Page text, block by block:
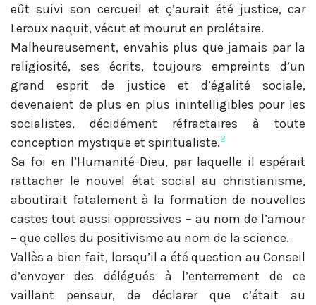
eût suivi son cercueil et ç’aurait été justice, car
Leroux naquit, vécut et mourut en prolétaire.
Malheureusement, envahis plus que jamais par la
religiosité, ses écrits, toujours empreints d’un
grand esprit de justice et d’égalité sociale,
devenaient de plus en plus inintelligibles pour les
socialistes, décidément réfractaires à toute
conception mystique et spiritualiste.2
Sa foi en l’Humanité-Dieu, par laquelle il espérait
rattacher le nouvel état social au christianisme,
aboutirait fatalement à la formation de nouvelles
castes tout aussi oppressives – au nom de l’amour
– que celles du positivisme au nom de la science.
Vallès a bien fait, lorsqu’il a été question au Conseil
d’envoyer des délégués à l’enterrement de ce
vaillant penseur, de déclarer que c’était au